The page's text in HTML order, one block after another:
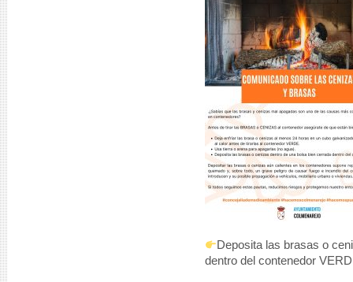
Deposita las brasas o
dentro del contenedor